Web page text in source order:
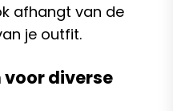
afhangt van de
je outfit.
diverse